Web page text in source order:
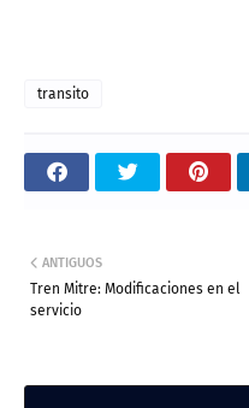
transito
ANTIGUOS
Tren Mitre: Modificaciones en el
servicio